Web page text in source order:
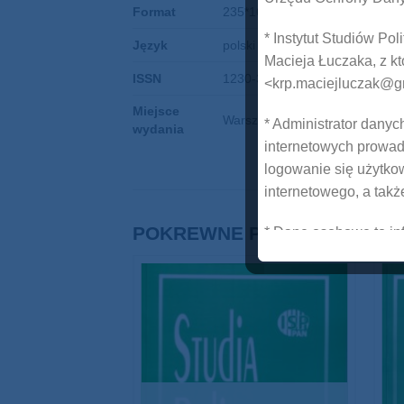
Format 235*165 mm
Język polski
ISSN 1230-3135
Miejsce
wydania
Warszawa
POKREWNE PRODUKTY
* Instytut Studiów
Macieja Łuczaka, z
* Administrator
internetowych
logowanie się
internetowego, a
* Dane osobowe to
adres e-mail, login,
* Przetwarzanie
przez ISP PAN
przez nas sklepie